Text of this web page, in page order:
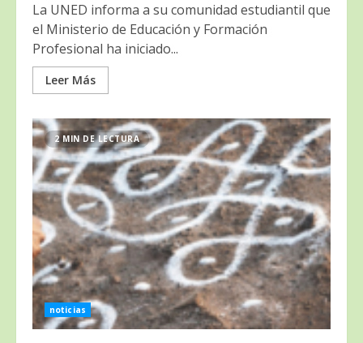
La UNED informa a su comunidad estudiantil que
el Ministerio de Educación y Formación
Profesional ha iniciado...
Leer Más
2 MIN DE LECTURA
noticias